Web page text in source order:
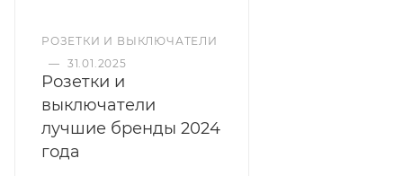
РОЗЕТКИ И ВЫКЛЮЧАТЕЛИ
— 31.01.2025
Розетки и
выключатели
лучшие бренды 2024
года